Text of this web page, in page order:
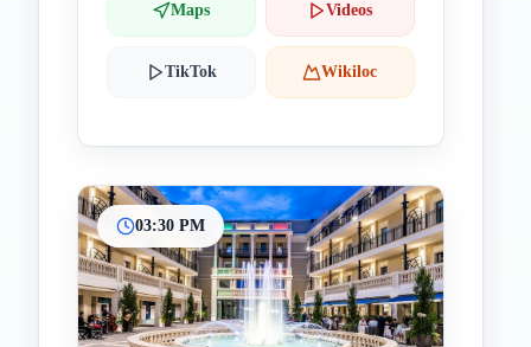
Maps Videos
TikTok Wikiloc
03:30 PM